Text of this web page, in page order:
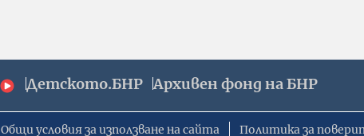
Детското.БНР Архивен фонд на БНР
Общи условия за използване на сайта Политика за